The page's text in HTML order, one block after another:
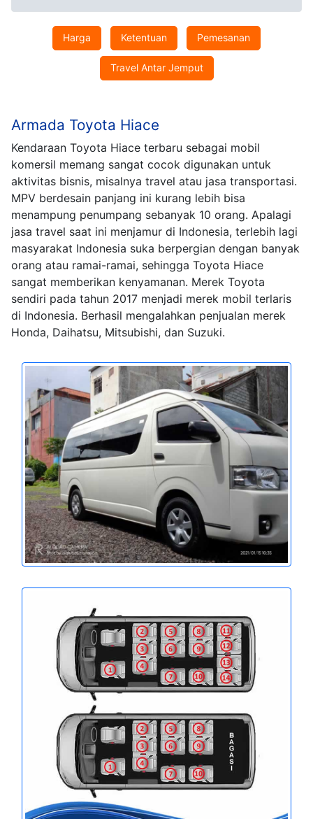
Harga Ketentuan Pemesanan
Travel Antar Jemput
Armada Toyota Hiace
Kendaraan Toyota Hiace terbaru sebagai mobil
komersil memang sangat cocok digunakan untuk
aktivitas bisnis, misalnya travel atau jasa transportasi.
MPV berdesain panjang ini kurang lebih bisa
menampung penumpang sebanyak 10 orang. Apalagi
jasa travel saat ini menjamur di Indonesia, terlebih lagi
masyarakat Indonesia suka berpergian dengan banyak
orang atau ramai-ramai, sehingga Toyota Hiace
sangat memberikan kenyamanan. Merek Toyota
sendiri pada tahun 2017 menjadi merek mobil terlaris
di Indonesia. Berhasil mengalahkan penjualan merek
Honda, Daihatsu, Mitsubishi, dan Suzuki.